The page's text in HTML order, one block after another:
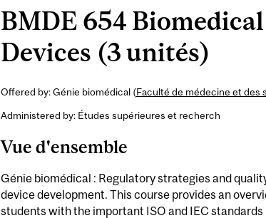
BMDE 654
Devices (3 unités)
Offered by: Génie biomédical (Faculté de médecine et des
Administered by: Études supérieures et recherch
Vue d'ensemble
Génie biomédical : Regulatory strategies and
device development. This course provides an
students with the important ISO and IEC